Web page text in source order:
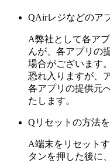
QAirレジなどのア
A弊社として各ア
んが、各アプリの
場合がございます。
恐れ入りますが、
各アプリの提供元
たします。
Q リセットの方法
A端末をリセット
タンを押した後に